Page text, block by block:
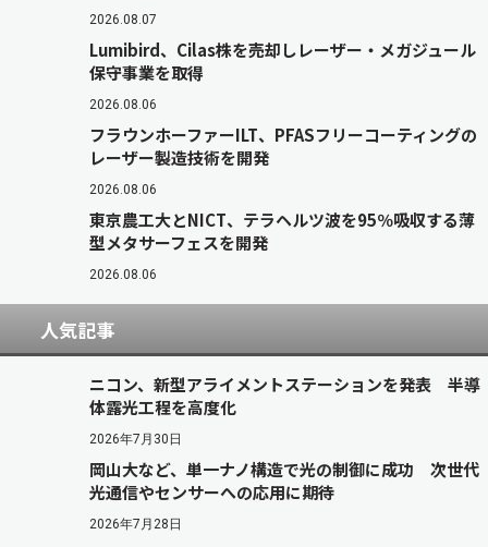
2026.08.07
Lumibird、Cilas株を売却しレーザー・メガジュール
保守事業を取得
2026.08.06
フラウンホーファーILT、PFASフリーコーティングの
レーザー製造技術を開発
2026.08.06
東京農工大とNICT、テラヘルツ波を95％吸収する薄
型メタサーフェスを開発
2026.08.06
人気記事
ニコン、新型アライメントステーションを発表 半導
体露光工程を高度化
2026年7月30日
岡山大など、単一ナノ構造で光の制御に成功 次世代
光通信やセンサーへの応用に期待
2026年7月28日